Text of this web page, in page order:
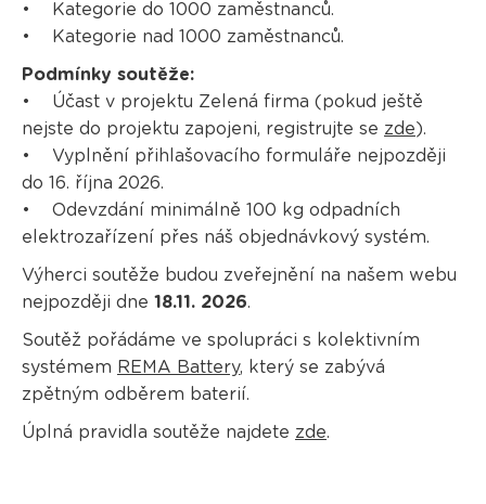
• Kategorie do 1000 zaměstnanců.
• Kategorie nad 1000 zaměstnanců.
Podmínky soutěže:
• Účast v projektu Zelená firma (pokud ještě
nejste do projektu zapojeni, registrujte se zde).
• Vyplnění přihlašovacího formuláře nejpozději
do 16. října 2026.
• Odevzdání minimálně 100 kg odpadních
elektrozařízení přes náš objednávkový systém.
Výherci soutěže budou zveřejnění na našem webu
nejpozději dne 18.11. 2026.
Soutěž pořádáme ve spolupráci s kolektivním
systémem REMA Battery, který se zabývá
zpětným odběrem baterií.
Úplná pravidla soutěže najdete zde.